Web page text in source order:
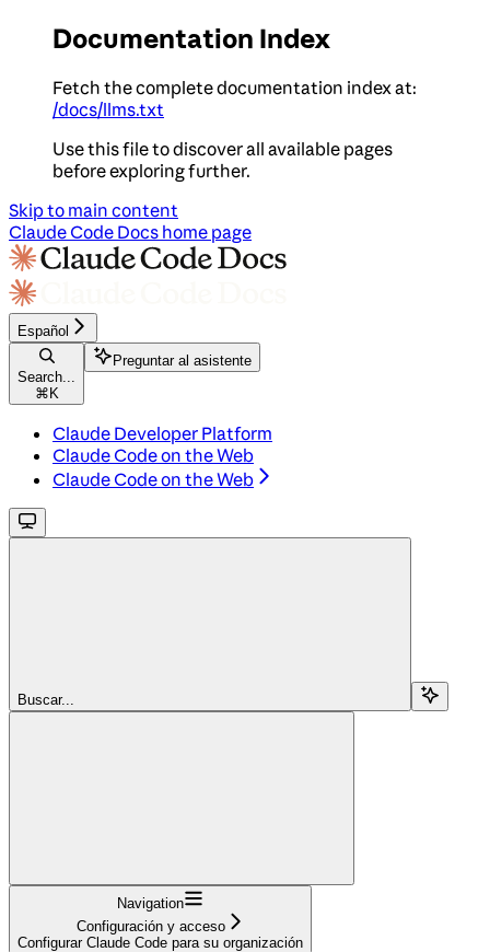
Documentation Index
Fetch the complete documentation index at:
/docs/llms.txt
Use this file to discover all available pages
before exploring further.
Skip to main content
Claude Code Docs home page
Español
Search...
⌘ K
Preguntar al asistente
Claude Developer Platform
Claude Code on the Web
Claude Code on the Web
Buscar...
Navigation
Configuración y acceso
Configurar Claude Code para su organización